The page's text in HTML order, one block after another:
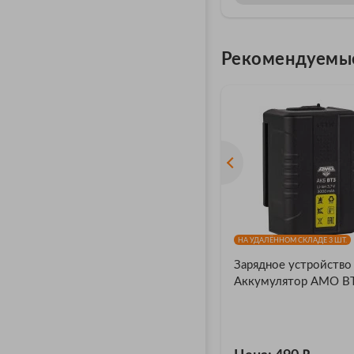
НА УДАЛЁННОМ СКЛАДЕ 3 ШТ.
Зарядное устройство
Аккумулятор AMO